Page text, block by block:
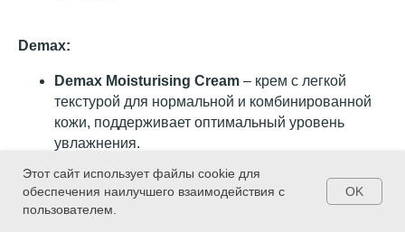
Demax:
Demax Moisturising Cream – крем с легкой
текстурой для нормальной и комбинированной
кожи, поддерживает оптимальный уровень
увлажнения.
интенсивно увлажняющая маска, которая питает
и увлажняет кожу, особенно подходит для сухой
адреса студий
Работаем любой день с 9:00
Этот сайт использует файлы cookie для
обеспечения наилучшего взаимодействия с
пользователем.
OK